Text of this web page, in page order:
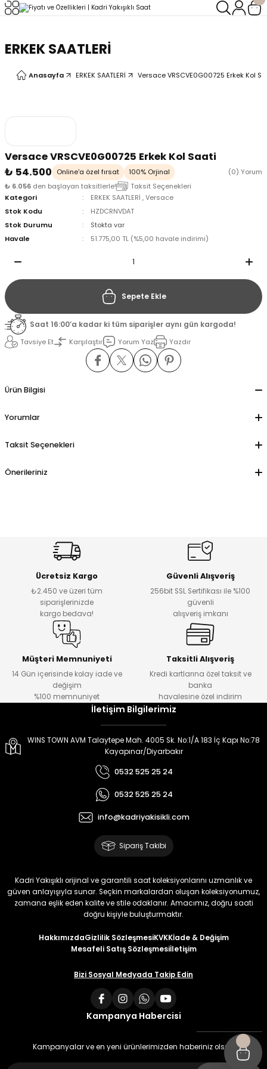
ERKEK SAATLERİ
Anasayfa ERKEK SAATLERİ Versace VRSCVE0G00725 Erkek Kol
Versace VRSCVE0G00725 Erkek Kol Saati
₺ 54.500
Online'a özel fırsat 100% Orjinal
(0) Yorum
₺ 6.056 den başlayan taksitlerle!
Taksit Seçenekleri
Kategori
ERKEK SAATLERİ ,Versace
Stok Kodu
HZDCRNVDAT
Stok Durumu
Stokta var
Havale
51.775,00 TL (%5,00 havale indirimi)
Sepete Ekle
Saat 16:00’a kadar ki tüm siparişler aynı gün kargoda!
Tavsiye Et
Karşılaştır Yorum Yaz Yazdır
Ürün Bilgisi
Yorumlar
Taksit Seçenekleri
Önerileriniz
Ücretsiz Kargo
₺2.450 ve üzeri tüm
siparişlerinizde
kargo bedava!
Güvenli Alışveriş
256bit SSL Sertifikası ile %100
güvenli
alışveriş imkanı
Müşteri Memnuniyeti
14 Gün içerisinde kolay iade ve
değişim
%100 memnuniyet
Taksitli Alışveriş
Kredi kartlarına özel taksit ve
banka
havalesine özel indirim
İletişim Bilgilerimiz
WINS TOWN AVM Talaytepe Mah. 4005 Sk. No:1/A 183 İç Kapı No:78
Kayapınar/Diyarbakır
0532 525 25 24
0532 525 25 24
info@kadriyakisikli.com
Sipariş Takibi
Kadri Yakışıklı orijinal ve garantili saat koleksiyonlarını uzmanlık ve
güven anlayışıyla sunar. Seçkin markalardan oluşan koleksiyonumuz,
zamana eşlik eden kalite ve stile odaklanır. Amacımız, doğru saati
doğru kişiyle buluşturmaktır.
HakkımızdaGizlilik SözleşmesiKVKKİade & Değişim
Mesafeli Satış Sözleşmesiİletişim
Bizi Sosyal Medyada Takip Edin
Kampanya Habercisi
Kampanyalar ve en yeni ürünlerimizden haberiniz olsun
Geri Dön
Geri Dön